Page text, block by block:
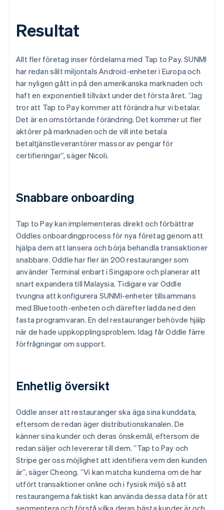
Resultat
Allt fler företag inser fördelarna med Tap to Pay. SUNMI
har redan sålt miljontals Android-enheter i Europa och
har nyligen gått in på den amerikanska marknaden och
haft en exponentiell tillväxt under det första året. ”Jag
tror att Tap to Pay kommer att förändra hur vi betalar.
Det är en omstörtande förändring. Det kommer ut fler
aktörer på marknaden och de vill inte betala
betaltjänstleverantörer massor av pengar för
certifieringar”, säger Nicoli.
Snabbare onboarding
Tap to Pay kan implementeras direkt och förbättrar
Oddles onboardingprocess för nya företag genom att
hjälpa dem att lansera och börja behandla transaktioner
snabbare. Oddle har fler än 200 restauranger som
använder Terminal enbart i Singapore och planerar att
snart expandera till Malaysia. Tidigare var Oddle
tvungna att konfigurera SUNMI-enheter tillsammans
med Bluetooth-enheten och därefter ladda ned den
fasta programvaran. En del restauranger behövde hjälp
när de hade uppkopplingsproblem. Idag får Oddle färre
förfrågningar om support.
Enhetlig översikt
Oddle anser att restauranger ska äga sina kunddata,
eftersom de redan äger distributionskanalen. De
känner sina kunder och deras önskemål, eftersom de
redan säljer och levererar till dem. ”Tap to Pay och
Stripe ger oss möjlighet att identifiera vem den kunden
är”, säger Cheong. ”Vi kan matcha kunderna om de har
utfört transaktioner online och i fysisk miljö så att
restaurangerna faktiskt kan använda dessa data för att
segmentera och förstå vilka deras bästa kunder är och